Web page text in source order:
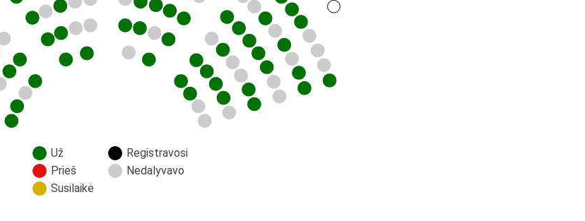
Už
Prieš
Susilaikė
Registravosi
Nedalyvavo